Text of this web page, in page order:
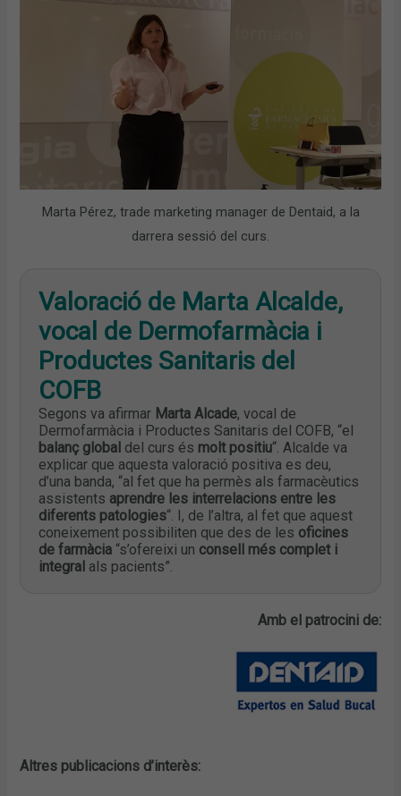
Marta Pérez, trade marketing manager de Dentaid, a la
darrera sessió del curs.
Valoració de Marta Alcalde,
vocal de Dermofarmàcia i
Productes Sanitaris del
COFB
Segons va afirmar Marta Alcade, vocal de
Dermofarmàcia i Productes Sanitaris del COFB, “el
balanç global del curs és molt positiu“. Alcalde va
explicar que aquesta valoració positiva es deu,
d’una banda, “al fet que ha permès als farmacèutics
assistents aprendre les interrelacions entre les
diferents patologies“. I, de l’altra, al fet que aquest
coneixement possibiliten que des de les oficines
de farmàcia “s’ofereixi un consell més complet i
integral als pacients”.
Amb el patrocini de:
Altres publicacions d’interès: